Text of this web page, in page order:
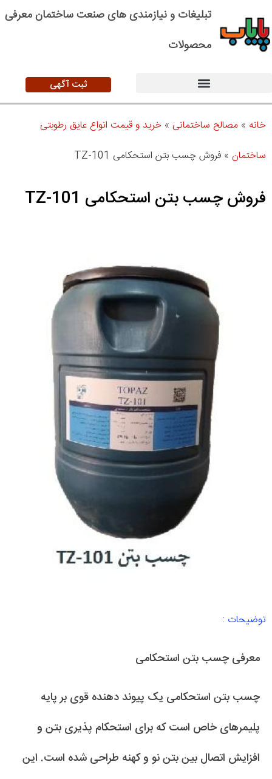
تبلیغات و نیازمندی های صنعت ساختمان معرفی
محصولات
ثبت آگهی
خانه » مصالح ساختمانی » خرید و قیمت انواع عایق رطوبتی
ساختمان » فروش چسب بتن استحکامی TZ-101
فروش چسب بتن استحکامی TZ-101
توضیحات :
معرفی چسب بتن استحکامی
چسب بتن استحکامی یک پیوند دهنده قوی بر پایه
پلیمرهای خاص است که برای استحکام پذیری بتن و
افزایش اتصال بین بتن نو و کهنه طراحی شده است. این